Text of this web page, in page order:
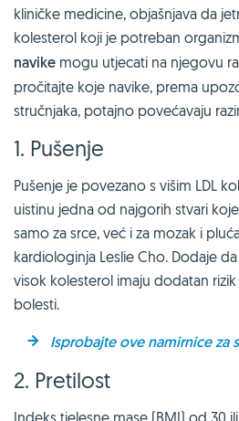
kliničke medicine, objašnjava da
kolesterol koji je potreban
navike mogu utjecati na njegovu
pročitajte koje navike, prema
stručnjaka, potajno povećavaju
1. Pušenje
Pušenje je povezano s višim LDL
uistinu jedna od najgorih stvari
samo za srce, već i za mozak i
kardiologinja Leslie Cho. Dodaje
visok kolesterol imaju dodatan
bolesti.
Isprobajte ove namirnice za
2. Pretilost
Indeks tjelesne mase (BMI) od 30